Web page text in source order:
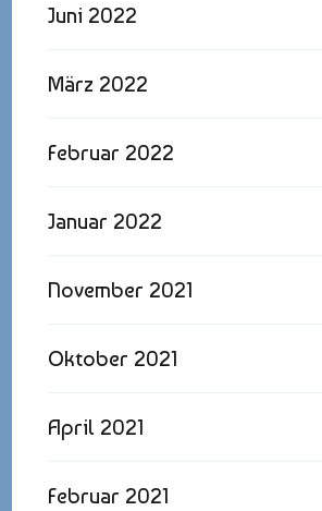
Juni 2022
März 2022
Februar 2022
Januar 2022
November 2021
Oktober 2021
April 2021
Februar 2021